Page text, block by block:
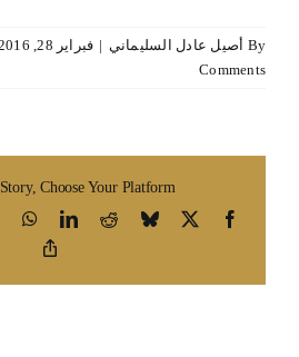
By أصيل عادل السليماني | فبراير 28, 2016
Comments
Choose Your Platform!
Facebook
X
Bluesky
Reddit